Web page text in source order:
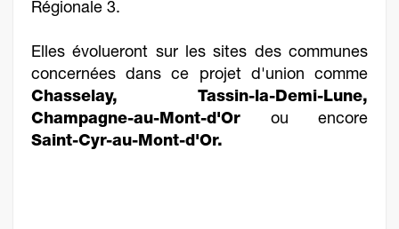
Régionale 3.
Elles évolueront sur les sites des communes
concernées dans ce projet d'union comme
Chasselay, Tassin-la-Demi-Lune,
Champagne-au-Mont-d'Or ou encore
Saint-Cyr-au-Mont-d'Or.